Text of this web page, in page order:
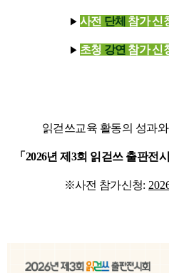
▶ 사전 단체 참가 신
▶ 초청 강연 참가 신
읽걷쓰교육 활동의 성과
「 2026년 제 3회 읽걷쓰 출판전
※사전 참가신청: